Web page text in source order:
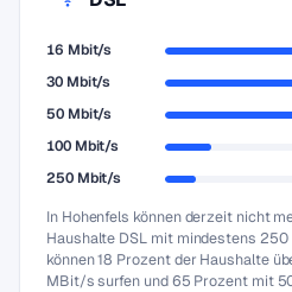
16 Mbit/s
30 Mbit/s
50 Mbit/s
100 Mbit/s
250 Mbit/s
In Hohenfels können derzeit nicht
Haushalte DSL mit mindestens
können 18 Prozent der Haushalte
MBit/s surfen und 65 Prozent mit